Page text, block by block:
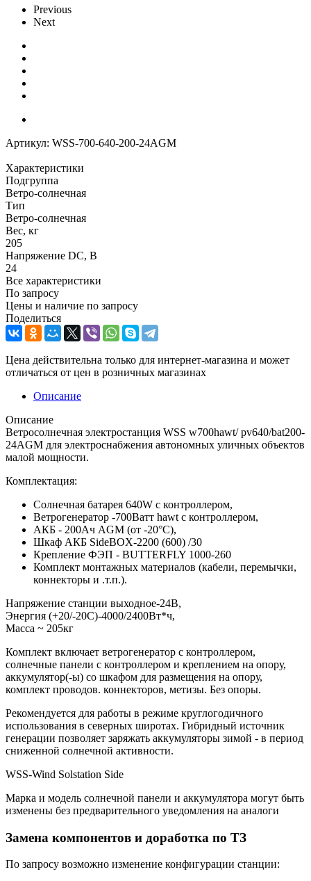
Previous
Next
Артикул: WSS-700-640-200-24AGM
Характеристики
Подгруппа
Ветро-солнечная
Тип
Ветро-солнечная
Вес, кг
205
Напряжение DC, В
24
Все характеристики
По запросу
Цены и наличие по запросу
Поделиться
Цена действительна только для интернет-магазина и может
отличаться от цен в розничных магазинах
Описание
Описание
Ветросолнечная электростанция WSS w700hawt/ pv640/bat200-
24AGM для электроснабжения автономных уличных объектов
малой мощности.
Комплектация:
Солнечная батарея 640W с контроллером,
Ветрогенератор -700Ватт hawt с контроллером,
АКБ - 200Ач AGM (от -20°С),
Шкаф АКБ SideBOX-2200 (600) /30
Крепление ФЭП - BUTTERFLY 1000-260
Комплект монтажных материалов (кабели, перемычки,
коннекторы и .т.п.).
Напряжение станции выходное-24В,
Энергия (+20/-20С)-4000/2400Вт*ч,
Масcа ~ 205кг
Комплект включает ветрогенератор с контроллером,
солнечные панели с контроллером и креплением на опору,
аккумулятор(-ы) со шкафом для размещения на опору,
комплект проводов. коннекторов, метизы. Без опоры.
Рекомендуется для работы в режиме круглогодичного
использования в северных широтах. Гибридный источник
генерации позволяет заряжать аккумуляторы зимой - в период
сниженной солнечной активности.
WSS-Wind Solstation Side
Марка и модель солнечной панели и аккумулятора могут быть
изменены без предварительного уведомления на аналоги
Замена компонентов и доработка по ТЗ
По запросу возможно изменение конфигурации станции: